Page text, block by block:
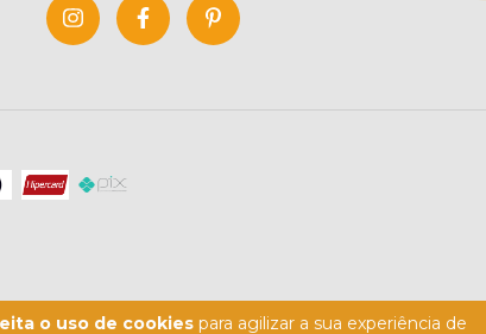
o uso de cookies para agilizar a sua experiência de